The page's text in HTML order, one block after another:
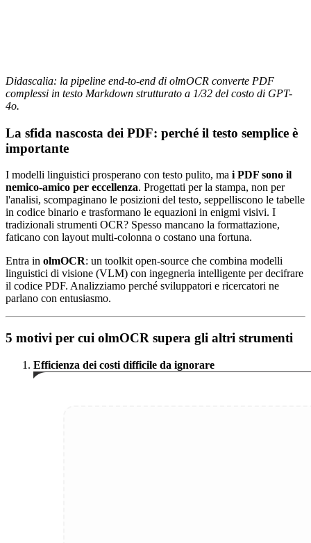
Didascalia: la pipeline end-to-end di olmOCR converte PDF
complessi in testo Markdown strutturato a 1/32 del costo di GPT-
4o.
La sfida nascosta dei PDF: perché il testo semplice è
importante
I modelli linguistici prosperano con testo pulito, ma i PDF sono il
nemico-amico per eccellenza. Progettati per la stampa, non per
l'analisi, scompaginano le posizioni del testo, seppelliscono le tabelle
in codice binario e trasformano le equazioni in enigmi visivi. I
tradizionali strumenti OCR? Spesso mancano la formattazione,
faticano con layout multi-colonna o costano una fortuna.
Entra in olmOCR: un toolkit open-source che combina modelli
linguistici di visione (VLM) con ingegneria intelligente per decifrare
il codice PDF. Analizziamo perché sviluppatori e ricercatori ne
parlano con entusiasmo.
5 motivi per cui olmOCR supera gli altri strumenti
Efficienza dei costi difficile da ignorare